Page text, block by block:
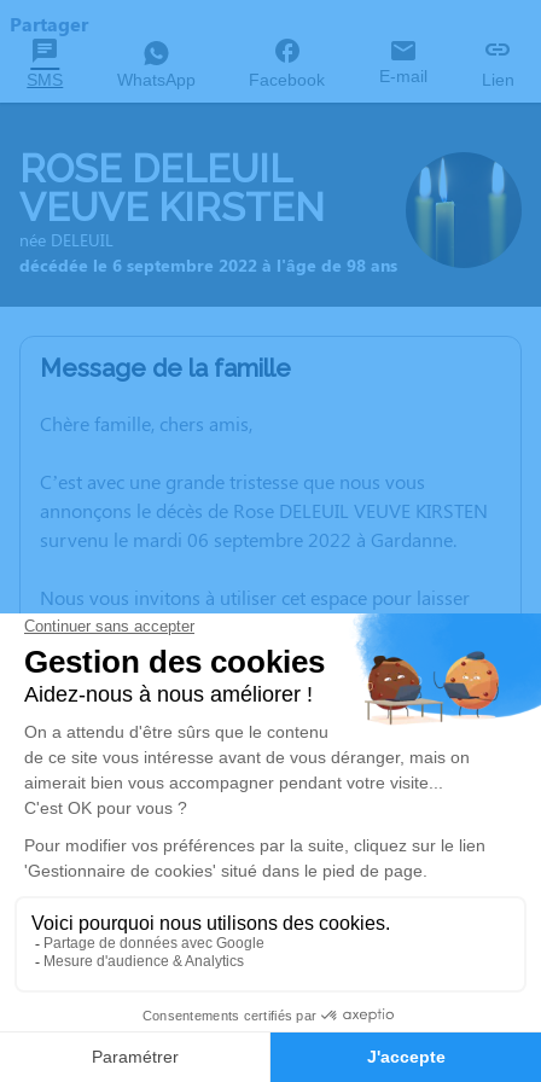
Faire-part Hommages
Partager
SMS WhatsApp Facebook E-mail Lien
ROSE DELEUIL
VEUVE KIRSTEN
née DELEUIL
décédée le 6 septembre 2022 à l'âge de 98 ans
Message de la famille
Chère famille, chers amis,
C’est avec une grande tristesse que nous vous
annonçons le décès de Rose DELEUIL VEUVE KIRSTEN
survenu le mardi 06 septembre 2022 à Gardanne.
Nous vous invitons à utiliser cet espace pour laisser
vos condoléances, partager des photos souvenirs, une
anecdote ou exprimer vos pensées à travers des
poèmes ou des textes. Cet endroit est un lieu
d'expression dédié à honorer la mémoire de Rose
DELEUIL VEUVE KIRSTEN.
Un service de plantation d’arbre hommage est
disponible ici
Inhumation
Cimetière de Meyreuil
13590 Meyreuil